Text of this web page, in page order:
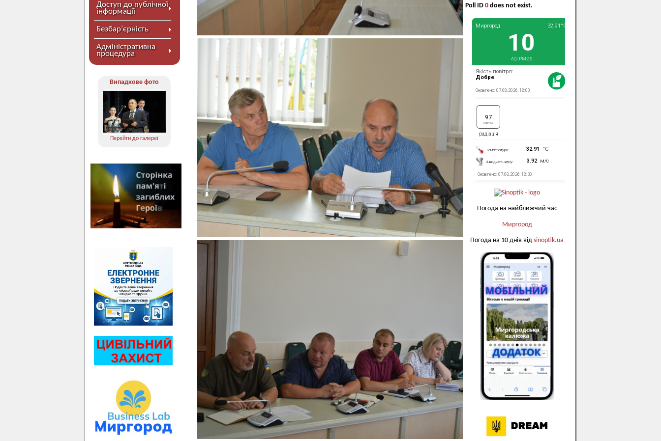
Доступ до публічної
інформації
Безбар’єрність
Адміністративна
процедура
Випадкове фото
Перейти до галереї
Poll ID 0 does not exist.
Погода на найближчий час
Миргород
Погода на 10 днів від sinoptik.ua